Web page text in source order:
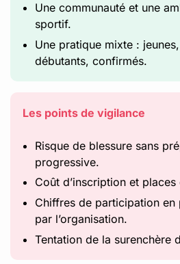
Une communauté et une
sportif.
Une pratique mixte :
débutants, confirmés.
Les points de vigilance
Risque de blessure sans
progressive.
Coût d’inscription et
Chiffres de participation en
par l’organisation.
Tentation de la surenchère